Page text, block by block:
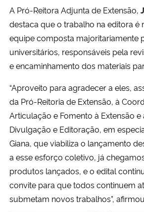
A Pró-Reitora Adjunta de Extensão,
destaca que o trabalho na editora é
equipe composta majoritariamente
universitários, responsáveis pela
e encaminhamento dos materiais
“Aproveito para agradecer a eles,
da Pró-Reitoria de Extensão, à
Articulação e Fomento à Extensão
Divulgação e Editoração, em
Giana, que viabiliza o lançamento
a esse esforço coletivo, já
produtos lançados, e o edital
convite para que todos continuem
submetam novos trabalhos”,